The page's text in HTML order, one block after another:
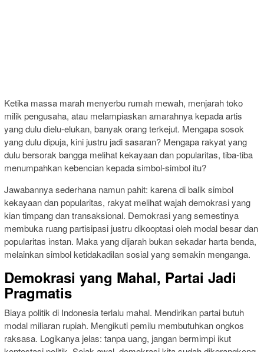
Ketika massa marah menyerbu rumah mewah, menjarah toko
milik pengusaha, atau melampiaskan amarahnya kepada artis
yang dulu dielu-elukan, banyak orang terkejut. Mengapa sosok
yang dulu dipuja, kini justru jadi sasaran? Mengapa rakyat yang
dulu bersorak bangga melihat kekayaan dan popularitas, tiba-tiba
menumpahkan kebencian kepada simbol-simbol itu?
Jawabannya sederhana namun pahit: karena di balik simbol
kekayaan dan popularitas, rakyat melihat wajah demokrasi yang
kian timpang dan transaksional. Demokrasi yang semestinya
membuka ruang partisipasi justru dikooptasi oleh modal besar dan
popularitas instan. Maka yang dijarah bukan sekadar harta benda,
melainkan simbol ketidakadilan sosial yang semakin menganga.
Demokrasi yang Mahal, Partai Jadi
Pragmatis
Biaya politik di Indonesia terlalu mahal. Mendirikan partai butuh
modal miliaran rupiah. Mengikuti pemilu membutuhkan ongkos
raksasa. Logikanya jelas: tanpa uang, jangan bermimpi ikut